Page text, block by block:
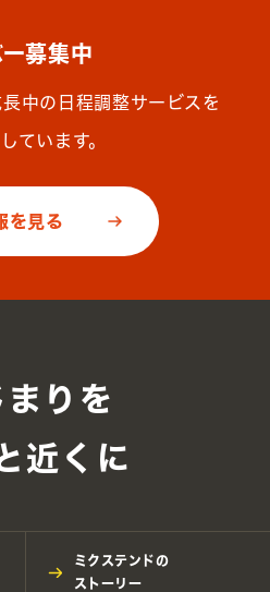
募集中
中の日程調整サービスを
ています。
を見る
まりを
近くに
ミクステンドの
ストーリー